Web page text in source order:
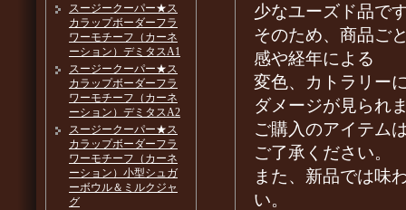
少なユーズド品で
そのため、商品ご
感や経年による
変色、カトラリー
ダメージが見られ
ご購入のアイテム
ご了承ください。
また、新品では味
い。
スージークーパー★ス
カラップボーダーフラ
ワーモチーフ（カーネ
ーション）デミタスA1
スージークーパー★ス
カラップボーダーフラ
ワーモチーフ（カーネ
ーション）デミタスA2
スージークーパー★ス
カラップボーダーフラ
ワーモチーフ（カーネ
ーション）小型シュガ
ーボウル＆ミルクジャ
グ